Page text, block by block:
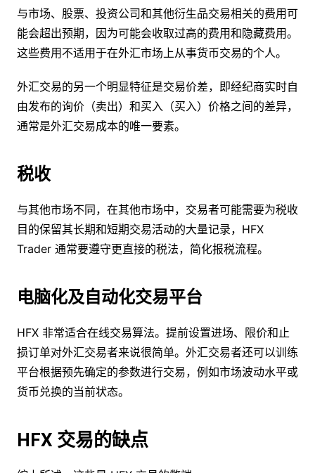
与市场、股票、投资公司和其他衍生品交易相关的费用可
能会超出预期，因为可能会收取过高的费用和隐藏费用。
这些费用不适用于在外汇市场上从事货币交易的个人。
外汇交易的另一个明显特征是交易价差，即经纪商实时自
由发布的询价（卖出）和买入（买入）价格之间的差异，
通常是外汇交易成本的唯一要素。
税收
与其他市场不同，在其他市场中，交易者可能需要为税收
目的保留其长期和短期交易活动的大量记录，HFX
Trader 通常要遵守更直接的税法，简化报税流程。
电脑化及自动化交易平台
HFX 非常适合在线交易算法。提前设置进场、限价和止
损订单对外汇交易者来说很简单。外汇交易者还可以训练
平台根据预先确定的参数进行交易，例如市场波动水平或
货币兑换的当前状态。
HFX 交易的缺点